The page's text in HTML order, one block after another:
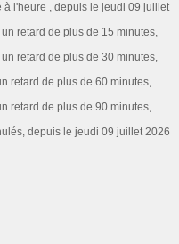
à l'heure , depuis le jeudi 09 juillet
retard de plus de 15 minutes,
retard de plus de 30 minutes,
retard de plus de 60 minutes,
retard de plus de 90 minutes,
depuis le jeudi 09 juillet 2026